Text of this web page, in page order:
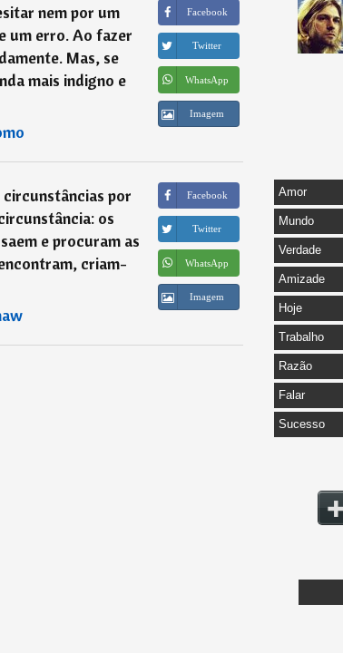
nem por um
um erro. Ao fazer
Mas, se
mais indigno e
Facebook
Twitter
WhatsApp
Imagem
circunstâncias por
os
e procuram as
criam-
Facebook
Twitter
WhatsApp
Imagem
Amor
Mundo
Verdade
Amizade
Hoje
Trabalho
Razão
Falar
Sucesso